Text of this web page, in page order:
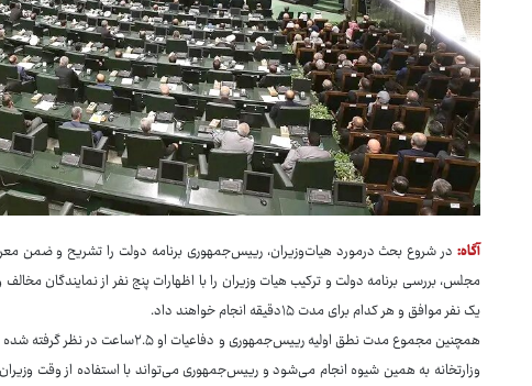
آگاه: در شروع بحث درمورد هیات‌وزیران، رییس‌جمهوری برنامه دولت را تشریح و ضمن
مجلس، بررسی برنامه دولت و ترکیب هیات وزیران را با اظهارات پنج نفر از نمایندگان
یک نفر موافق و هر کدام برای مدت ۱۵دقیقه انجام خواهند داد.
همچنین مجموع مدت نطق اولیه
وزارتخانه به همین شیوه انجام می‌شود و رییس‌جمهوری می‌تواند با استفاده از وقت وزیران